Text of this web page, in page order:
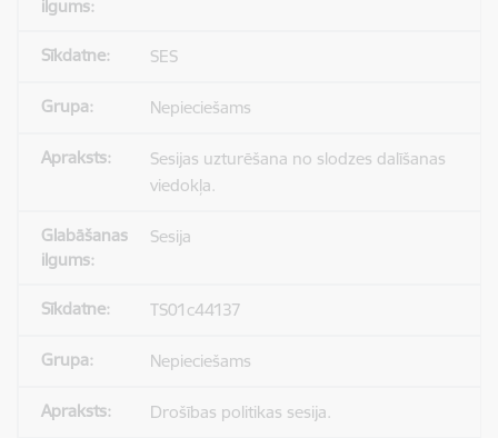
SES
Nepieciešams
Sesijas uzturēšana no slodzes dalīšanas
viedokļa.
Sesija
TS01c44137
Nepieciešams
Drošības politikas sesija.